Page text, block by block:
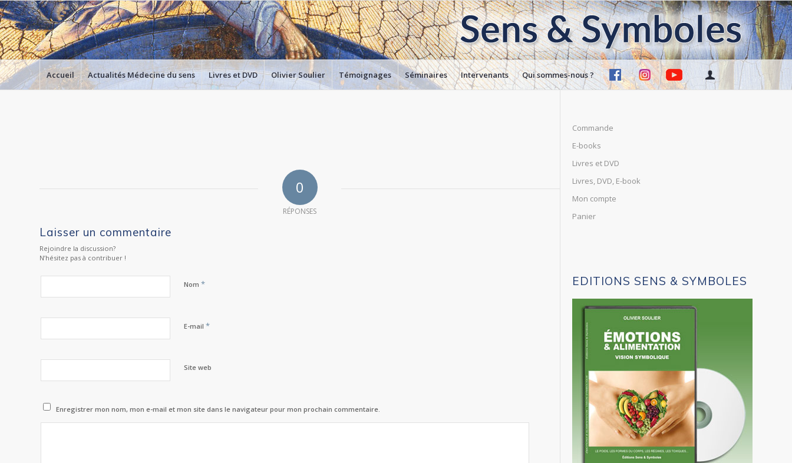
Accueil Actualités Médecine du sens Livres et DVD Olivier Soulier Témoignages Séminaires Intervenants Qui sommes-nous ?
0
RÉPONSES
Laisser un commentaire
Rejoindre la discussion?
N’hésitez pas à contribuer !
Nom *
E-mail *
Site web
Enregistrer mon nom, mon e-mail et mon site dans le navigateur pour mon prochain commentaire.
Commande
E-books
Livres et DVD
Livres, DVD, E-book
Mon compte
Panier
EDITIONS SENS & SYMBOLES